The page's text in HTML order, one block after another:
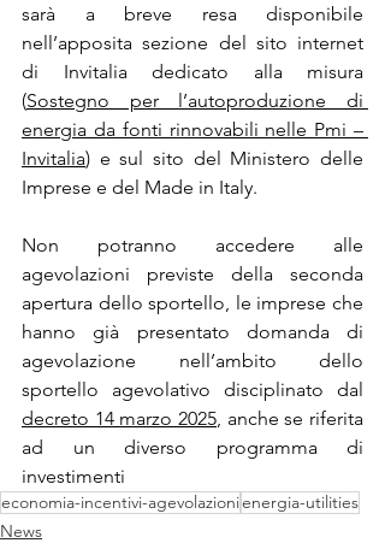
sarà a breve resa disponibile
nell’apposita sezione del sito internet
di Invitalia dedicato alla misura
(Sostegno per l’autoproduzione di
energia da fonti rinnovabili nelle Pmi –
Invitalia) e sul sito del Ministero delle
Imprese e del Made in Italy.
Non potranno accedere alle
agevolazioni previste della seconda
apertura dello sportello, le imprese che
hanno già presentato domanda di
agevolazione nell’ambito dello
decreto 14 marzo 2025, anche se riferita
ad un diverso programma di
investimenti
economia-incentivi-agevolazionienergia-utilities
News